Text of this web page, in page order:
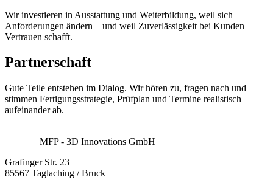
Wir investieren in Ausstattung und Weiterbildung, weil sich
Anforderungen ändern – und weil Zuverlässigkeit bei Kunden
Vertrauen schafft.
Partnerschaft
Gute Teile entstehen im Dialog. Wir hören zu, fragen nach und
stimmen Fertigungsstrategie, Prüfplan und Termine realistisch
aufeinander ab.
MFP - 3D Innovations GmbH
Grafinger Str. 23
85567 Taglaching / Bruck